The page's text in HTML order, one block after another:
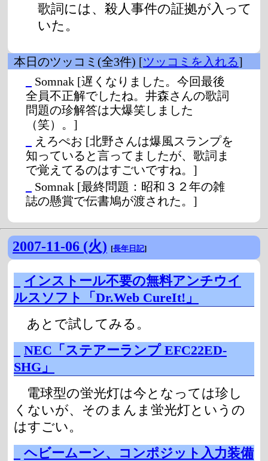
歌詞には、殺人事件の証拠が入って
いた。
本日のツッコミ(全3件) [ツッコミを入れる]
Somnak [遅くなりました。今回最後
全員不正解でしたね。井森さんの歌詞
問題の珍解答は大爆笑しました
（笑）。]
えろぺお [北野さんは爆風スランプを
知っていると言ってましたが、歌詞ま
で覚えてるのはすごいですね。]
Somnak [最終問題：昭和３２年の雑
誌の懸賞で伝書鳩が渡された。]
2007-11-06 (火) [長年日記]
インストール不要の無料アンチウイ
ルスソフト「Dr.Web CureIt!」
あとで試してみる。
NEC「ステアーランプ EFC22ED-
SHG」
電球型の蛍光灯は今となっては珍し
くないが、そのまんま蛍光灯というの
はすごい。
ヘビームーン、コンポジット入力装備